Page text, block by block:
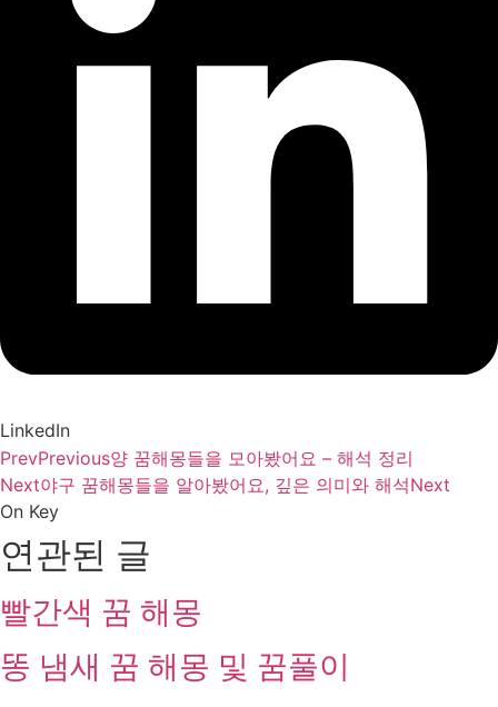
LinkedIn
PrevPrevious양 꿈해몽들을 모아봤어요 – 해석 정리
Next야구 꿈해몽들을 알아봤어요, 깊은 의미와 해석Next
On Key
연관된 글
빨간색 꿈 해몽
똥 냄새 꿈 해몽 및 꿈풀이